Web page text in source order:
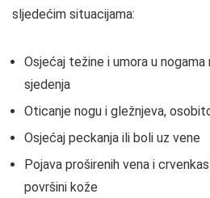
sljedećim situacijama:
Osjećaj težine i umora u
sjedenja
Oticanje nogu i gležnjeva,
Osjećaj peckanja ili boli uz vene
Pojava proširenih vena i
površini kože